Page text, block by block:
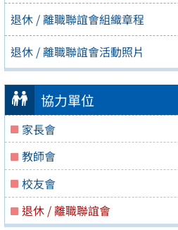
退休 / 離職聯誼會組織章程
退休 / 離職聯誼會活動照片
協力單位
家長會
教師會
校友會
退休 / 離職聯誼會